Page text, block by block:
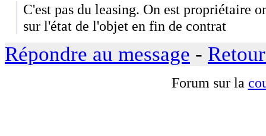
C'est pas du leasing. On est propriétaire
sur l'état de l'objet en fin de contrat
Répondre au message -
Forum sur la